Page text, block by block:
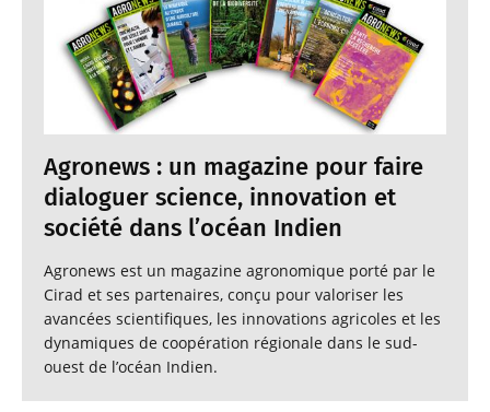
Agronews : un magazine pour faire
dialoguer science, innovation et
société dans l’océan Indien
Agronews est un magazine agronomique porté par le
Cirad et ses partenaires, conçu pour valoriser les
avancées scientifiques, les innovations agricoles et les
dynamiques de coopération régionale dans le sud-
ouest de l’océan Indien.